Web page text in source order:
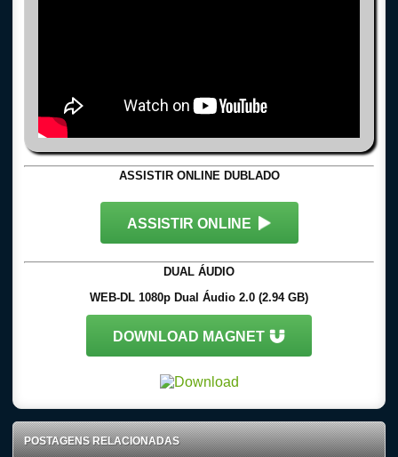
ASSISTIR ONLINE DUBLADO
ASSISTIR ONLINE
DUAL ÁUDIO
WEB-DL 1080p Dual Áudio 2.0 (2.94 GB)
DOWNLOAD MAGNET
POSTAGENS RELACIONADAS